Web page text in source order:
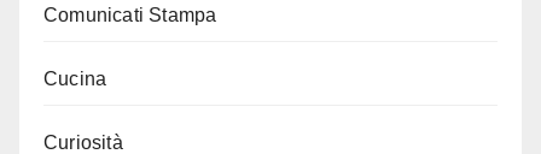
Comunicati Stampa
Cucina
Curiosità